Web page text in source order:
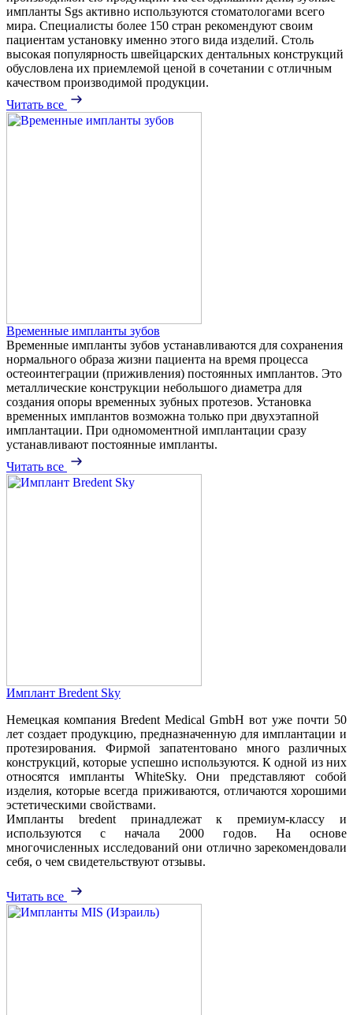
импланты Sgs активно используются стоматологами всего
мира. Специалисты более 150 стран рекомендуют своим
пациентам установку именно этого вида изделий. Столь
высокая популярность швейцарских дентальных конструкций
обусловлена их приемлемой ценой в сочетании с отличным
качеством производимой продукции.
Читать все
Временные импланты зубов
Временные импланты зубов устанавливаются для сохранения
нормального образа жизни пациента на время процесса
остеоинтеграции (приживления) постоянных имплантов. Это
металлические конструкции небольшого диаметра для
создания опоры временных зубных протезов. Установка
временных имплантов возможна только при двухэтапной
имплантации. При одномоментной имплантации сразу
устанавливают постоянные импланты.
Читать все
Имплант Bredent Sky
Немецкая компания Bredent Medical GmbH вот уже почти 50
лет создает продукцию, предназначенную для имплантации и
протезирования. Фирмой запатентовано много различных
конструкций, которые успешно используются. К одной из них
относятся импланты WhiteSky. Они представляют собой
изделия, которые всегда приживаются, отличаются хорошими
эстетическими свойствами.
Импланты bredent принадлежат к премиум-классу и
используются с начала 2000 годов. На основе
многочисленных исследований они отлично зарекомендовали
себя, о чем свидетельствуют отзывы.
Читать все